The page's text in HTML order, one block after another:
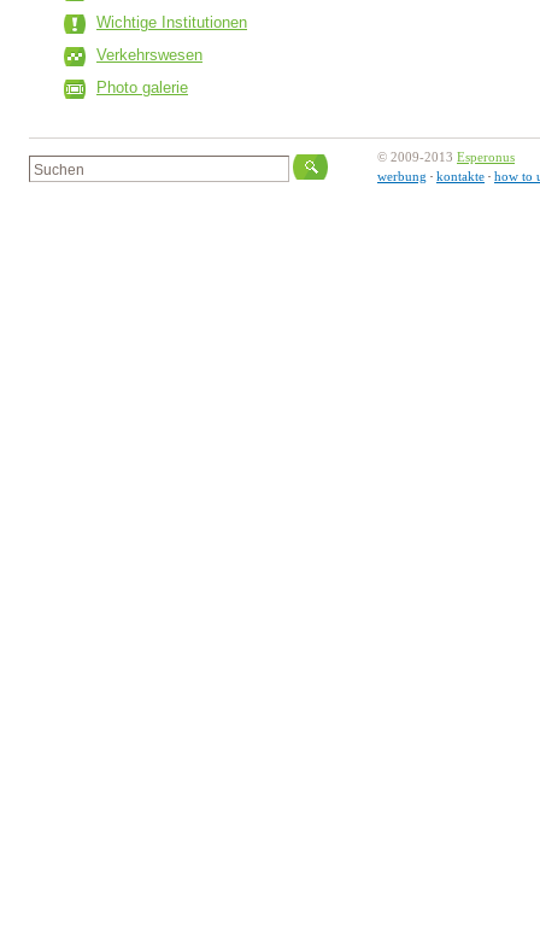
Wichtige Institutionen
Verkehrswesen
Photo galerie
© 2009-2013 Esperonus
werbung
kontakte how to